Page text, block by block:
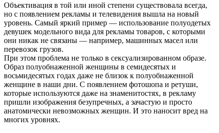
Объективация в той или иной степени существовала всегда,
но с появлением рекламы и телевидения вышла на новый
уровень. Самый яркий пример — использование полуодетых
девушек модельного вида для рекламы товаров, с которыми
они никак не связаны — например, машинных масел или
перевозок грузов.
При этом проблема не только в сексуализированном образе.
Образ полуобнаженной женщины в семидесятых и
восьмидесятых годах даже не близок к полуобнаженной
женщине в наши дни. С появлением фотошопа и ретуши,
которые используются даже на знаменитостях, в рекламу
пришли изображения безупречных, а зачастую и просто
анатомически невозможных женщин. И это наносит вред на
многих уровнях.